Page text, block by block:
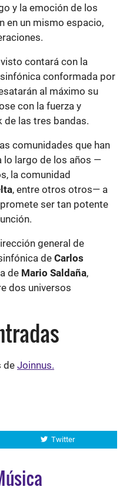
y la emoción de los
en un mismo espacio,
contará con la
conformada por
al máximo su
con la fuerza y
de las tres bandas.
comunidades que han
lo largo de los años —
la comunidad
, entre otros otros— a
ser tan potente
general de
deCarlos
de Mario Saldaña,
dos universos
de Joinnus.
Twitter